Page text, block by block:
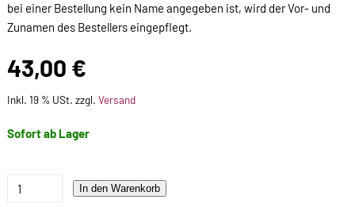
bei einer Bestellung kein Name angegeben ist, wird der Vor- und
Zunamen des Bestellers eingepflegt.
43,00 €
Inkl. 19 % USt. zzgl. Versand
Sofort ab Lager
In den Warenkorb